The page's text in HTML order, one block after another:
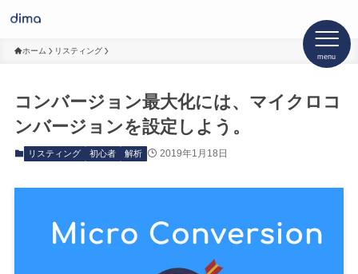
menu
ホーム リスティング
コンバージョン最大化には、マイクロコ
ンバージョンを設定しよう。
リスティング 初心者 解析 2019年1月18日